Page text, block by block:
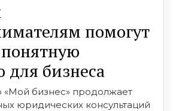
помогут
для бизнеса
«Мой бизнес» продолжает
юридических консультаций